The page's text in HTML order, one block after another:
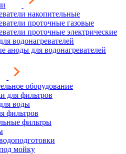
накопительные
проточные газовые
проточные электрические
водонагревателей
аноды для водонагревателей
оборудование
для фильтров
воды
фильтров
фильтры
мойку